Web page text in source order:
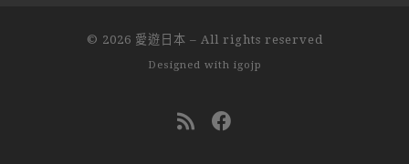
© 2026 愛遊日本 – All rights reserved
Designed with igojp